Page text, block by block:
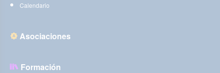
Calendario
Asociaciones
Formación